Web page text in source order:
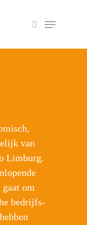
van
Limburg.
om
bedrijfs-